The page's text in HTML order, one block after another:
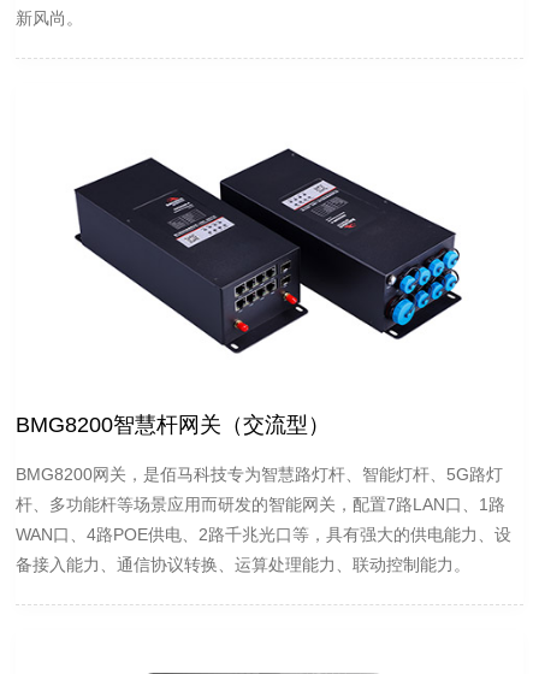
新风尚。
BMG8200智慧杆网关（交流型）
BMG8200网关，是佰马科技专为智慧路灯杆、智能灯杆、5G路灯
杆、多功能杆等场景应用而研发的智能网关，配置7路LAN口、1路
WAN口、4路POE供电、2路千兆光口等，具有强大的供电能力、设
备接入能力、通信协议转换、运算处理能力、联动控制能力。